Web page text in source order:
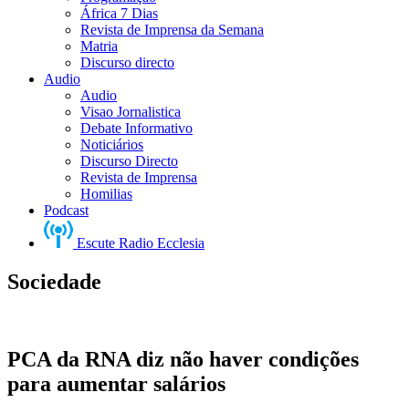
África 7 Dias
Revista de Imprensa da Semana
Matria
Discurso directo
Audio
Audio
Visao Jornalistica
Debate Informativo
Noticiários
Discurso Directo
Revista de Imprensa
Homilias
Podcast
Escute Radio Ecclesia
Sociedade
PCA da RNA diz não haver condições
para aumentar salários